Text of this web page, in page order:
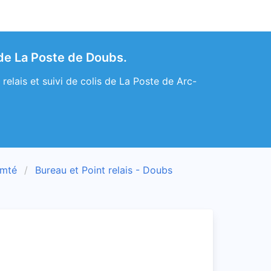
La Poste de Doubs.
et suivi de colis de La Poste de Arc-
Bureau et Point relais - Doubs